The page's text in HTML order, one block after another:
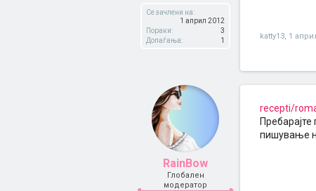
Се зачлени на:
1 април 2012
Пораки:
3
Допаѓања:
1 katty13, 1
RainBow
Глобален
модератор
recepti/
пишување